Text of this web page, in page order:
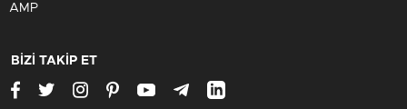
AMP
BİZİ TAKİP ET